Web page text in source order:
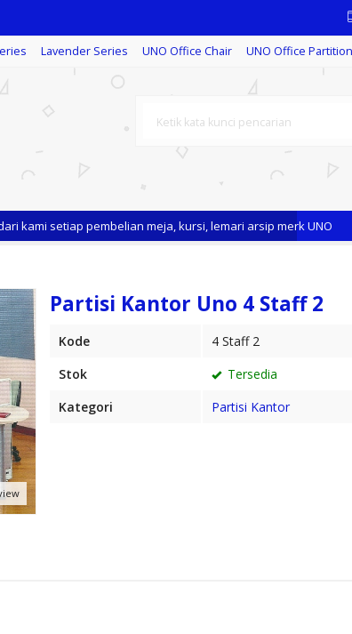
Lavender Series UNO Office Chair UNO Office Partition
setiap pembelian meja, kursi, lemari arsip merk UNO
Partisi Kantor Uno 4 Staff 2
Kode
4 Staff 2
Stok
Tersedia
Kategori
Partisi Kantor